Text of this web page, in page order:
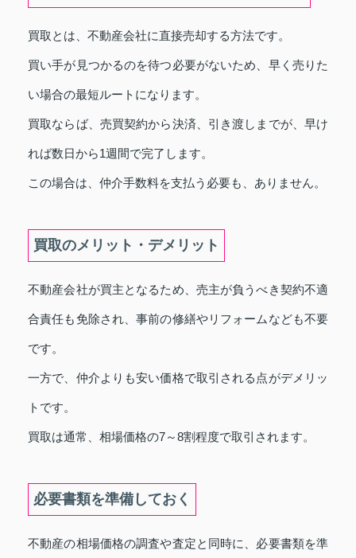
買取とは、不動産会社に直接売却する方法です。
買い手が見つかるのを待つ必要がないため、早く売りた
い場合の最短ルートになります。
買取ならば、売買契約から決済、引き渡しまでが、早け
れば数日から1週間で完了します。
この場合は、仲介手数料を支払う必要も、ありません。
買取のメリット・デメリット
不動産会社が買主となるため、売主が負うべき契約不適
合責任も免除され、事前の修繕やリフォームなども不要
です。
一方で、仲介よりも安い価格で取引される点がデメリッ
トです。
買取は通常、相場価格の7～8割程度で取引されます。
必要書類を準備しておく
不動産の相場価格の調査や査定と同時に、必要書類を準